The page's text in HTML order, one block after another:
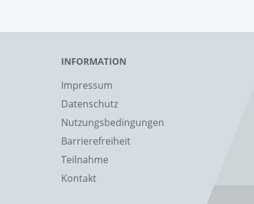
INFORMATION
Impressum
Datenschutz
Nutzungsbedingungen
Barrierefreiheit
Teilnahme
Kontakt